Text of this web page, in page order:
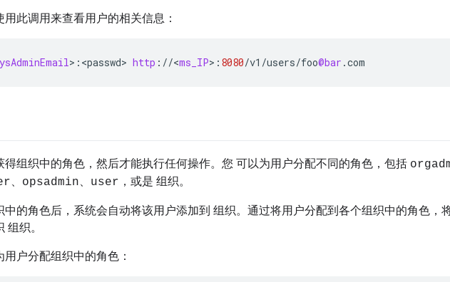
此调用来查看用户的相关信息：
> : <passwd> http : //<ms_IP> : 8080/v1 /users/foo@bar .com
得组织中的角色，然后才能执行任何操作。您 可以为用户分配不同的角色，包括
、 opsadmin、 user ，或是 组织。
中的角色后，系统会自动将该用户添加到 组织。通过将用户分配到各个组织中的角色，
组织。
户分配组织中的角色：